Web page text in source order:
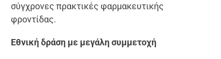
σύγχρονες πρακτικές φαρμακευτικής
φροντίδας.
Εθνική δράση με μεγάλη συμμετοχή